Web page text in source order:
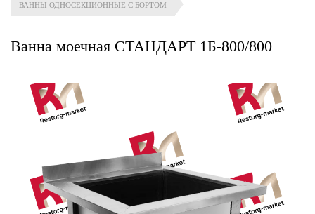
ВАННЫ ОДНОСЕКЦИОННЫЕ С БОРТОМ
Ванна моечная СТАНДАРТ 1Б-800/800